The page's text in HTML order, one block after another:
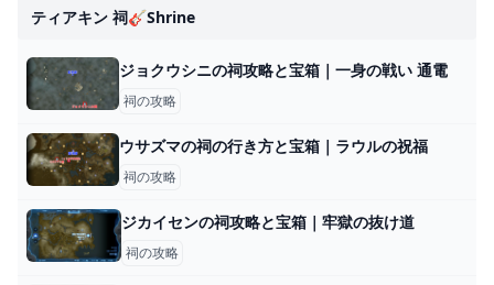
ティアキン 祠🎸shrine
ジョクウシニの祠攻略と宝箱｜一身の戦い 通電
祠の攻略
ウサズマの祠の行き方と宝箱｜ラウルの祝福
祠の攻略
ジカイセンの祠攻略と宝箱｜牢獄の抜け道
祠の攻略